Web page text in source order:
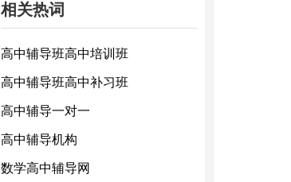
相关热词
高中辅导班高中培训班
高中辅导班高中补习班
高中辅导一对一
高中辅导机构
数学高中辅导网